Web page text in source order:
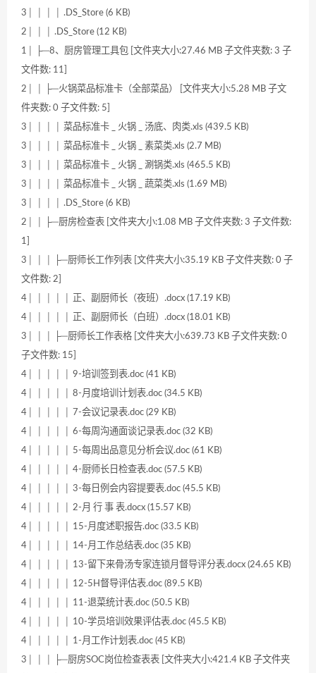
3│ │ │ │ .DS_Store (6 KB)
2│ │ │ .DS_Store (12 KB)
1│ ├─8、厨房管理工具包 [文件夹大小:27.46 MB 子文件夹数: 3 子
文件数: 11]
2│ │ ├─火锅菜品标准卡（全部菜品） [文件夹大小:5.28 MB 子文
件夹数: 0 子文件数: 5]
3│ │ │ │ 菜品标准卡 _ 火锅 _ 汤底、肉类.xls (439.5 KB)
3│ │ │ │ 菜品标准卡 _ 火锅 _ 素菜类.xls (2.7 MB)
3│ │ │ │ 菜品标准卡 _ 火锅 _ 涮锅类.xls (465.5 KB)
3│ │ │ │ 菜品标准卡 _ 火锅 _ 蔬菜类.xls (1.69 MB)
3│ │ │ │ .DS_Store (6 KB)
2│ │ ├─厨房检查表 [文件夹大小:1.08 MB 子文件夹数: 3 子文件数:
1]
3│ │ │ ├─厨师长工作列表 [文件夹大小:35.19 KB 子文件夹数: 0 子
文件数: 2]
4│ │ │ │ │ 正、副厨师长（夜班）.docx (17.19 KB)
4│ │ │ │ │ 正、副厨师长（白班）.docx (18.01 KB)
3│ │ │ ├─厨师长工作表格 [文件夹大小:639.73 KB 子文件夹数: 0
子文件数: 15]
4│ │ │ │ │ 9-培训签到表.doc (41 KB)
4│ │ │ │ │ 8-月度培训计划表.doc (34.5 KB)
4│ │ │ │ │ 7-会议记录表.doc (29 KB)
4│ │ │ │ │ 6-每周沟通面谈记录表.doc (32 KB)
4│ │ │ │ │ 5-每周出品意见分析会议.doc (61 KB)
4│ │ │ │ │ 4-厨师长日检查表.doc (57.5 KB)
4│ │ │ │ │ 3-每日例会内容提要表.doc (45.5 KB)
4│ │ │ │ │ 2-月 行 事 表.docx (15.57 KB)
4│ │ │ │ │ 15-月度述职报告.doc (33.5 KB)
4│ │ │ │ │ 14-月工作总结表.doc (35 KB)
4│ │ │ │ │ 13-留下来骨汤专家连锁月督导评分表.docx (24.65 KB)
4│ │ │ │ │ 12-5H督导评估表.doc (89.5 KB)
4│ │ │ │ │ 11-退菜统计表.doc (50.5 KB)
4│ │ │ │ │ 10-学员培训效果评估表.doc (45.5 KB)
4│ │ │ │ │ 1-月工作计划表.doc (45 KB)
3│ │ │ ├─厨房SOC岗位检查表表 [文件夹大小:421.4 KB 子文件夹